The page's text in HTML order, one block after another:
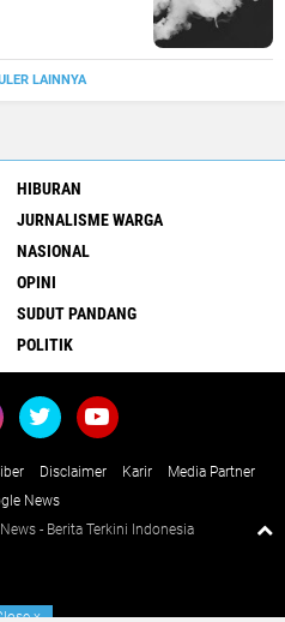
LAINNYA
HIBURAN
JURNALISME WARGA
NASIONAL
OPINI
SUDUT PANDANG
POLITIK
Disclaimer Karir
Media Partner
News
- Berita Terkini Indonesia
x